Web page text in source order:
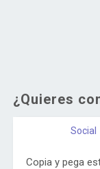
¿Quieres
Social
Copia y pega